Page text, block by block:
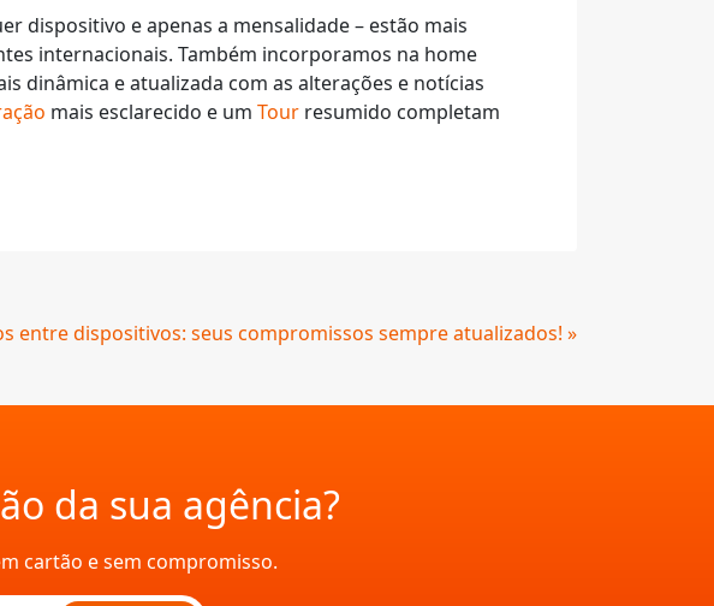
dispositivo e apenas a mensalidade – estão mais
internacionais. Também incorporamos na home
dinâmica e atualizada com as alterações e notícias
mais esclarecido e um Tour resumido completam
entre dispositivos: seus compromissos sempre atualizados! »
da sua agência?
cartão e sem compromisso.